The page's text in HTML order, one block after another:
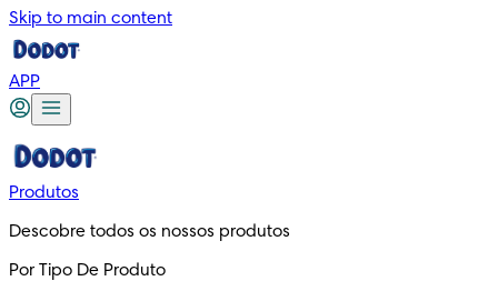
Skip to main content
APP
Produtos
Descobre todos os nossos produtos
Por Tipo De Produto